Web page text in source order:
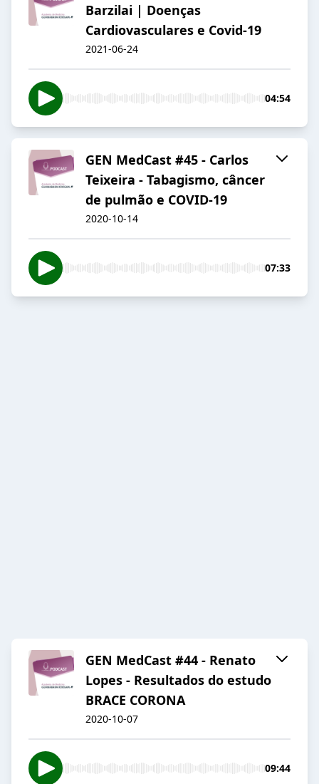
Barzilai | Doenças
Cardiovasculares e Covid-19
2021-06-24
04:54
GEN MedCast #45 - Carlos
Teixeira - Tabagismo, câncer
de pulmão e COVID-19
2020-10-14
07:33
GEN MedCast #44 - Renato
Lopes - Resultados do estudo
BRACE CORONA
2020-10-07
09:44